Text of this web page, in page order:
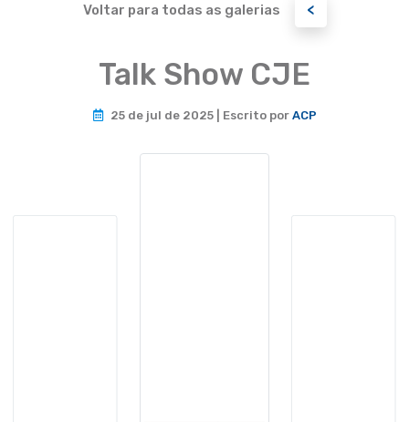
Voltar para todas as galerias <
Talk Show CJE
25 de jul de 2025 | Escrito por ACP